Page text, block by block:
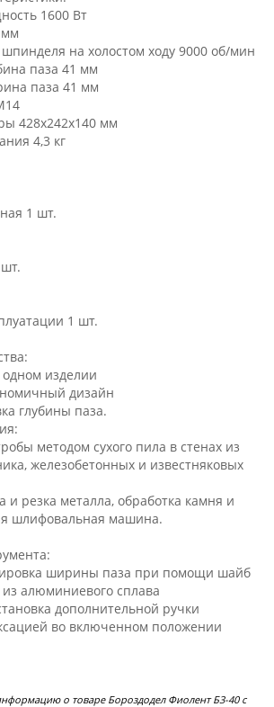
1600 Вт
мм
на холостом ходу 9000 об/мин
паза 41 мм
паза 41 мм
428x242x140 мм
4,3 кг
1 шт.
1 шт.
изделии
дизайн
глубины паза.
методом сухого пила в стенах из
железобетонных и известняковых
и резка металла, обработка камня и
шлифовальная машина.
ширины паза при помощи шайб
алюминиевого сплава
дополнительной ручки
во включенном положении
о товаре Бороздодел Фиолент Б3-40 с